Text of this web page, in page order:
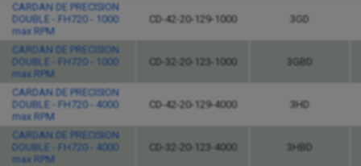
CARDAN DE PRECISION
DOUBLE - FH720 - 1000
max RPM
CD-42-20-129-1000 3GD
CARDAN DE PRECISION
DOUBLE - FH720 - 1000
max RPM
CD-32-20-123-1000 3GBD
CARDAN DE PRECISION
DOUBLE - FH720 - 4000
max RPM
CD-42-20-129-4000 3HD
CARDAN DE PRECISION
DOUBLE - FH720 - 4000
max RPM
CD-32-20-123-4000 3HBD